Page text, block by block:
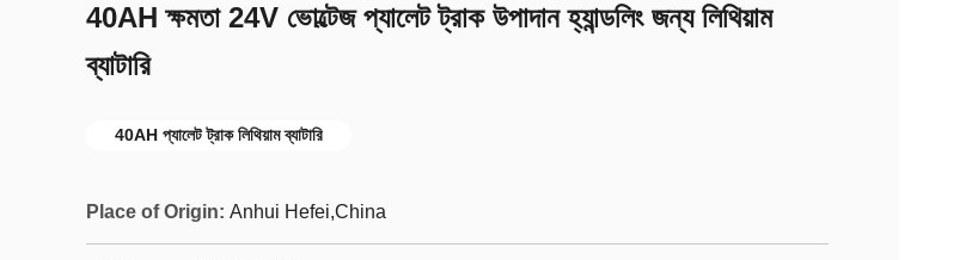
40AH ক্ষমতা 24V ভোল্টেজ প্যালেট ট্রাক উপাদান হ্যান্ডলিং জন্য লিথিয়াম
ব্যাটারি
40AH প্যালেট ট্রাক লিথিয়াম ব্যাটারি
Place of Origin: Anhui Hefei,China